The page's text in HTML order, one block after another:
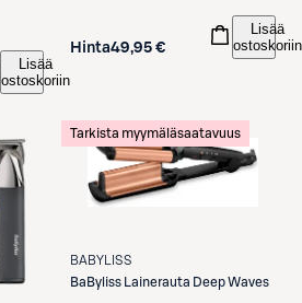
Lisää
ostoskoriin
Hinta49,95 €
Lisää
ostoskoriin
Tarkista myymäläsaatavuus
BABYLISS
BaByliss
Lainerauta Deep Waves